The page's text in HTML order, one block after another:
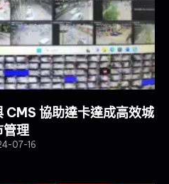
CMS 協助達卡達成高效城
管理
07-16